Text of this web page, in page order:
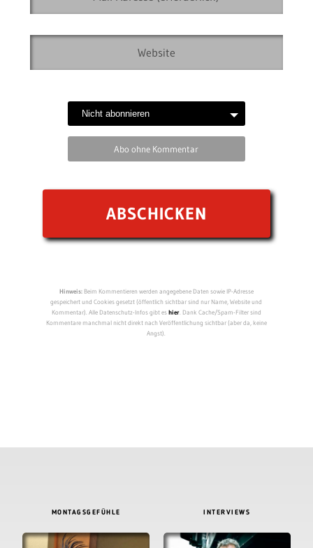
Abo ohne Kommentar
Hinweis:Beim Kommentieren werden angegebene Daten sowie IP-Adresse
gespeichert und Cookies gesetzt (öffentlich sichtbar sind nur Name, Website und
Kommentar). Alle Datenschutz-Infos gibt eshier. Dank Cache/Spam-Filter sind
Kommentare manchmal nicht direkt nach Veröffentlichung sichtbar (aber da, keine
Angst).
MONTAGSGEFÜHLE INTERVIEWS